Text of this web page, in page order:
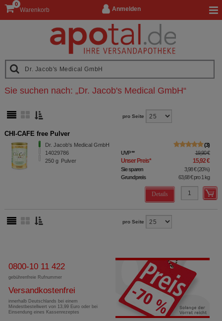
Anmelden
Warenkorb
0
Sie suchen nach: „Dr. Jacob's Medical GmbH“
pro Seite
CHI-CAFE free Pulver
Dr. Jacob's Medical GmbH
14029786
250 g Pulver
3
UVP** 19,90 €
Unser Preis* 15,92 €
Sie sparen 3,98 €(20%)
Grundpreis
63,68 €pro 1 kg
Details
pro Seite
0800-10 11 422
gebührenfreie Rufnummer
Versandkostenfrei
innerhalb Deutschlands bei einem
Mindestbestellwert von 13,99 Euro oder bei
Einsendung eines Kassenrezeptes